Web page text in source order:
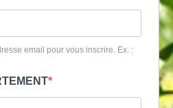
email pour vous inscrire. Ex. :